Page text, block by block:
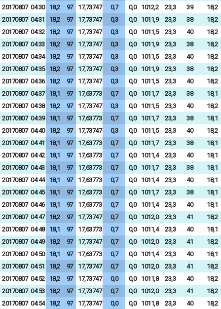
20170807 04:30 18,2 97 17,73747 0,7 0,0 1012,2 23,3 39
18,2
20170807 04:31 18,2 97 17,73747 0,3 0,0 1011,9 23,3 38
18,2
20170807 04:32 18,2 97 17,73747 0,3 0,0 1011,5 23,3 40
18,2
20170807 04:33 18,2 97 17,73747 0,3 0,0 1011,9 23,3 38
18,2
20170807 04:34 18,2 97 17,73747 0,3 0,0 1011,5 23,3 40
18,2
20170807 04:35 18,2 97 17,73747 0,3 0,0 1011,9 23,3 38
18,2
20170807 04:36 18,2 97 17,73747 0,3 0,0 1011,5 23,3 40
18,2
20170807 04:37 18,1 97 17,63773 0,7 0,0 1011,7 23,3 38
18,1
20170807 04:38 18,2 97 17,73747 0,3 0,0 1011,5 23,3 40
18,2
20170807 04:39 18,1 97 17,63773 0,7 0,0 1011,7 23,3 38
18,1
20170807 04:40 18,2 97 17,73747 0,3 0,0 1011,5 23,3 40
18,2
20170807 04:41 18,1 97 17,63773 0,7 0,0 1011,7 23,3 38
18,1
20170807 04:42 18,1 97 17,63773 0,7 0,0 1011,4 23,3 40
18,1
20170807 04:43 18,1 97 17,63773 0,7 0,0 1011,7 23,3 38
18,1
20170807 04:44 18,1 97 17,63773 0,7 0,0 1011,4 23,3 40
18,1
20170807 04:45 18,1 97 17,63773 0,7 0,0 1011,7 23,3 38
18,1
20170807 04:46 18,1 97 17,63773 0,7 0,0 1011,4 23,3 40
18,1
20170807 04:47 18,2 97 17,73747 0,7 0,0 1012,0 23,3 41
18,2
20170807 04:48 18,1 97 17,63773 0,7 0,0 1011,4 23,3 40
18,1
20170807 04:49 18,2 97 17,73747 0,7 0,0 1012,0 23,3 41
18,2
20170807 04:50 18,1 97 17,63773 0,7 0,0 1011,4 23,3 40
18,1
20170807 04:51 18,2 97 17,73747 0,7 0,0 1012,0 23,3 41
18,2
20170807 04:52 18,2 97 17,73747 0,0 0,0 1011,8 23,3 40
18,2
20170807 04:53 18,2 97 17,73747 0,7 0,0 1012,0 23,3 41
18,2
20170807 04:54 18,2 97 17,73747 0,0 0,0 1011,8 23,3 40
18,2